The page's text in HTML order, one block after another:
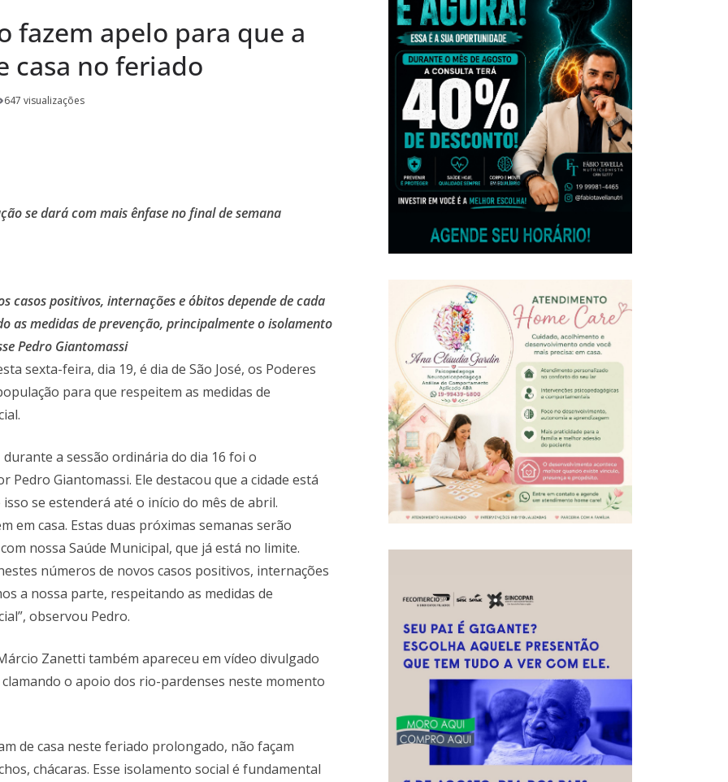
Pardo
“Vozes
serão lançados
fazem apelo para que a
casa no feriado
647 visualizações
se dará com mais ênfase no final de semana
casos positivos, internações e óbitos depende de cada
as medidas de prevenção, principalmente o isolamento
Pedro Giantomassi
sexta-feira, dia 19, é dia de São José, os Poderes
para que respeitem as medidas de
a sessão ordinária do dia 16 foi o
Giantomassi. Ele destacou que a cidade está
se estenderá até o início do mês de abril.
em casa. Estas duas próximas semanas serão
nossa Saúde Municipal, que já está no limite.
números de novos casos positivos, internações
a nossa parte, respeitando as medidas de
observou Pedro.
Zanetti também apareceu em vídeo divulgado
o apoio dos rio-pardenses neste momento
de casa neste feriado prolongado, não façam
chácaras. Esse isolamento social é fundamental